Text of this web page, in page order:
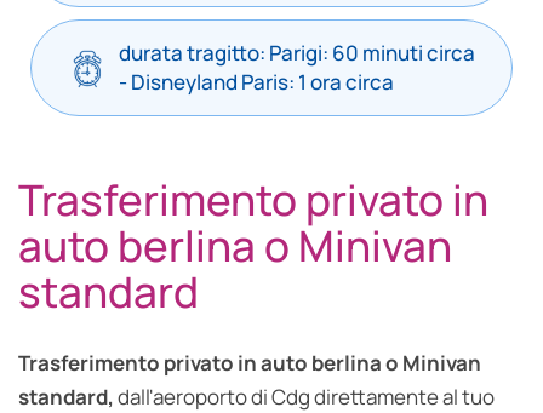
durata tragitto: Parigi: 60 minuti circa
- Disneyland Paris: 1 ora circa
Trasferimento privato in
auto berlina o Minivan
standard
Trasferimento privato in auto berlina o Minivan
standard,dall'aeroporto di Cdg direttamente al tuo